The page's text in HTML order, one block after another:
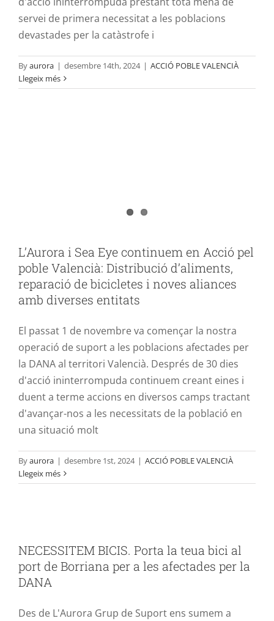
servei de primera necessitat a les poblacions
devastades per la catàstrofe i
Byaurora | desembre 14th, 2024 | ACCIÓ POBLE VALENCIÀ
Llegeix més
L’Aurora i Sea Eye continuem en Acció pel
poble Valencià: Distribució d’aliments,
reparació de bicicletes i noves aliances
amb diverses entitats
El passat 1 de novembre va començar la nostra
operació de suport a les poblacions afectades per
la DANA al territori Valencià. Després de 30 dies
d'acció ininterrompuda continuem creant eines i
duent a terme accions en diversos camps tractant
d'avançar-nos a les necessitats de la població en
una situació molt
Byaurora | desembre 1st, 2024 | ACCIÓ POBLE VALENCIÀ
Llegeix més
la DANA
ACCIÓ POBLE VALENCIÀ BANC DE BICICLETES
NECESSITEM BICIS. Porta la teua bici al
port de Borriana per a les afectades per la
DANA
Des de L'Aurora Grup de Suport ens sumem a